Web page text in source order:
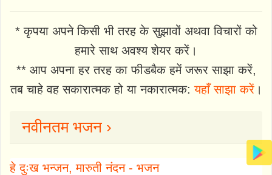
* कृपया अपने किसी भी तरह के सुझावों अथवा विचारों को
हमारे साथ अवश्य शेयर करें।
** आप अपना हर तरह का फीडबैक हमें जरूर साझा करें,
तब चाहे वह सकारात्मक हो या नकारात्मक:यहाँ साझा करें।
नवीनतम भजन ›
हे दुःख भन्जन, मारुती नंदन - भजन